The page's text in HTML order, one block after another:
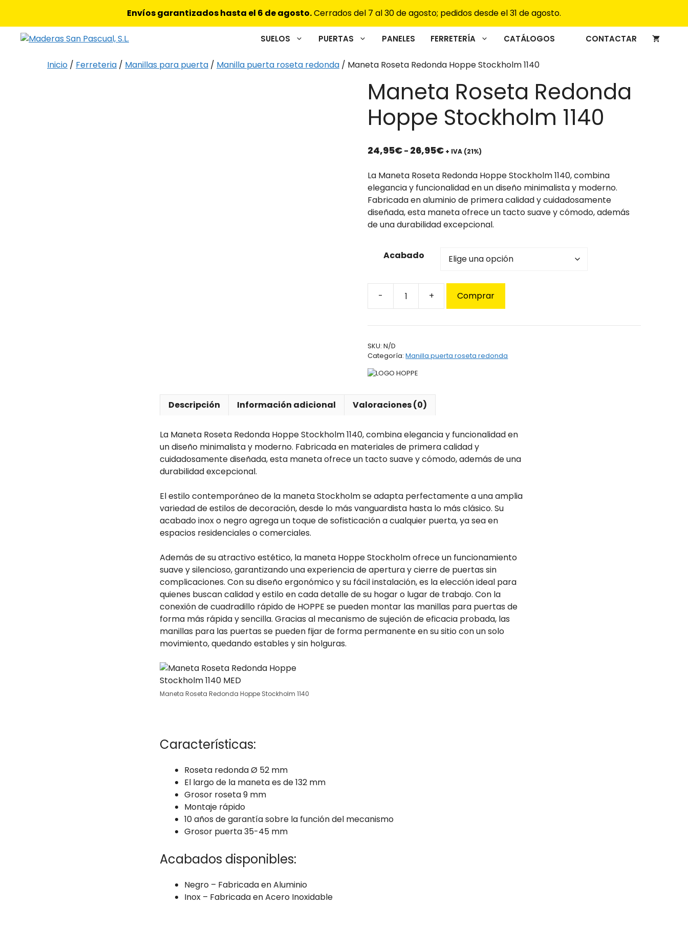
contenido
Envíos garantizados hasta el 6 de agosto.Cerrados del 7 al 30 de agosto; pedidos desde el 31 de agosto.
SUELOS PUERTAS PANELES FERRETERÍA CATÁLOGOS CONTACTAR
Inicio / Ferreteria / Manillas para puerta / Manilla puerta roseta redonda / Maneta Roseta Redonda Hoppe Stockholm 1140
Maneta Roseta Redonda
Hoppe Stockholm 1140
24,95€- 26,95€Rango
precios:
desde
24,95€
hasta
26,95€
+ IVA (21%)
La Maneta Roseta Redonda Hoppe Stockholm 1140, combina
elegancia y funcionalidad en un diseño minimalista y moderno.
Fabricada en aluminio de primera calidad y cuidadosamente
diseñada, esta maneta ofrece un tacto suave y cómodo, además
de una durabilidad excepcional.
Acabado
Redonda
Stockholm
cantidad
Comprar
SKU:N/D
Categoría:Manilla puerta roseta redonda
Descripción Información adicional Valoraciones (0)
La Maneta Roseta Redonda Hoppe Stockholm 1140, combina elegancia y funcionalidad en
un diseño minimalista y moderno. Fabricada en materiales de primera calidad y
cuidadosamente diseñada, esta maneta ofrece un tacto suave y cómodo, además de una
durabilidad excepcional.
El estilo contemporáneo de la maneta Stockholm se adapta perfectamente a una amplia
variedad de estilos de decoración, desde lo más vanguardista hasta lo más clásico. Su
acabado inox o negro agrega un toque de sofisticación a cualquier puerta, ya sea en
espacios residenciales o comerciales.
Además de su atractivo estético, la maneta Hoppe Stockholm ofrece un funcionamiento
suave y silencioso, garantizando una experiencia de apertura y cierre de puertas sin
complicaciones. Con su diseño ergonómico y su fácil instalación, es la elección ideal para
quienes buscan calidad y estilo en cada detalle de su hogar o lugar de trabajo. Con la
conexión de cuadradillo rápido de HOPPE se pueden montar las manillas para puertas de
forma más rápida y sencilla. Gracias al mecanismo de sujeción de eficacia probada, las
manillas para las puertas se pueden fijar de forma permanente en su sitio con un solo
movimiento, quedando estables y sin holguras.
Maneta Roseta Redonda Hoppe Stockholm 1140
Características:
Roseta redonda Ø 52 mm
El largo de la maneta es de 132 mm
Grosor roseta 9 mm
Montaje rápido
10 años de garantía sobre la función del mecanismo
Grosor puerta 35-45 mm
Acabados disponibles:
Negro – Fabricada en Aluminio
Inox – Fabricada en Acero Inoxidable
desde
24,95€
26,95€